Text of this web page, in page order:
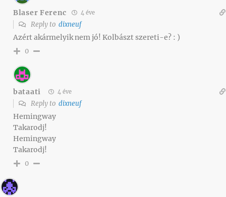
Blaser Ferenc 4 éve
Reply to dixneuf
Azért akármelyik nem jó! Kolbászt szereti-e? : )
0
bataati 4 éve
Reply to dixneuf
Hemingway
Takarodj!
Hemingway
Takarodj!
0